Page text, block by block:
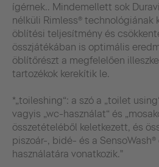
ígérnek.. Mindemellett sok
nélküli Rimless® technológiának
öblítési teljesítmény és
összjátékában is optimális
öblítőrészt a megfelelően
tartozékok kerekítik le.
*„toileshing“: a szó a „toilet
vagyis „wc-használat“ és
összetételéből keletkezett, és
piszoár-, bidé- és a
használatára vonatkozik."